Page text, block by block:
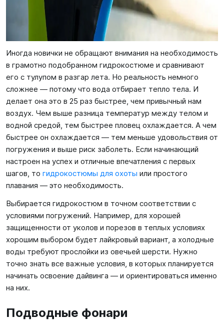
Иногда новички не обращают внимания на необходимость
в грамотно подобранном гидрокостюме и сравнивают
его с тулупом в разгар лета. Но реальность немного
сложнее — потому что вода отбирает тепло тела. И
делает она это в 25 раз быстрее, чем привычный нам
воздух. Чем выше разница температур между телом и
водной средой, тем быстрее пловец охлаждается. А чем
быстрее он охлаждается — тем меньше удовольствия от
погружения и выше риск заболеть. Если начинающий
настроен на успех и отличные впечатления с первых
шагов, то гидрокостюмы для охоты или простого
плавания — это необходимость.
Выбирается гидрокостюм в точном соответствии с
условиями погружений. Например, для хорошей
защищенности от уколов и порезов в теплых условиях
хорошим выбором будет лайкровый вариант, а холодные
воды требуют прослойки из овечьей шерсти. Нужно
точно знать все важные условия, в которых планируется
начинать освоение дайвинга — и ориентироваться именно
на них.
Подводные фонари